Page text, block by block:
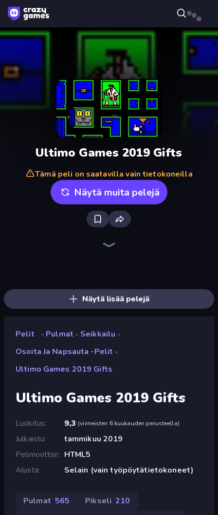
Ultimo Games 2019 Gifts
Tämä peli on saatavilla vain tietokoneilla
Näytä muita pelejä
Näytä lisää pelejä
Pelit » Pulmat » Seikkailu »
Osoita Ja Napsauta -pelit »
Ultimo Games 2019 Gifts
Ultimo Games 2019 Gifts
Luokitus 9,3 (viimeisten 6 kuukauden perusteella)
Julkaistu
tammikuu 2019
Pelimoottori
HTML5
Alusta
Selain (vain työpöytätietokoneet)
Pulmat 565 Pikseli 210